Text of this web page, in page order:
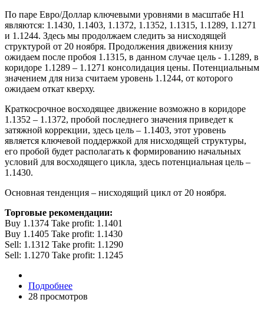
По паре Евро/Доллар ключевыми уровнями в масштабе Н1
являются: 1.1430, 1.1403, 1.1372, 1.1352, 1.1315, 1.1289, 1.1271
и 1.1244. Здесь мы продолжаем следить за нисходящей
структурой от 20 ноября. Продолжения движения книзу
ожидаем после пробоя 1.1315, в данном случае цель - 1.1289, в
коридоре 1.1289 – 1.1271 консолидация цены. Потенциальным
значением для низа считаем уровень 1.1244, от которого
ожидаем откат кверху.
Краткосрочное восходящее движение возможно в коридоре
1.1352 – 1.1372, пробой последнего значения приведет к
затяжной коррекции, здесь цель – 1.1403, этот уровень
является ключевой поддержкой для нисходящей структуры,
его пробой будет располагать к формированию начальных
условий для восходящего цикла, здесь потенциальная цель –
1.1430.
Основная тенденция – нисходящий цикл от 20 ноября.
Торговые рекомендации:
Buy 1.1374 Take profit: 1.1401
Buy 1.1405 Take profit: 1.1430
Sell: 1.1312 Take profit: 1.1290
Sell: 1.1270 Take profit: 1.1245
Подробнее
28 просмотров